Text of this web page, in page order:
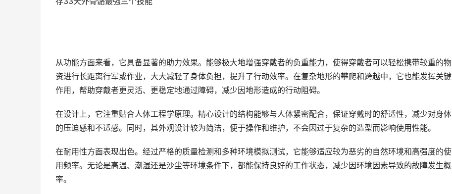
从功能方面来看，它具备显著的助力效果。能够极大地增强穿戴者的负重能力，使得穿戴者可以轻松携带较重的物
资进行长距离行军或作业，大大减轻了身体负担，提升了行动效率。在复杂地形的攀爬和跨越中，它也能发挥关键
作用，帮助穿戴者更灵活、更稳定地通过障碍，减少因地形造成的行动阻碍。
在设计上，它注重贴合人体工程学原理。精心设计的结构能够与人体紧密配合，保证穿戴时的舒适性，减少对身体
的压迫感和不适感。同时，其外观设计较为简洁，便于操作和维护，不会因过于复杂的造型而影响使用性能。
在耐用性方面表现出色。经过严格的质量检测和多种环境模拟测试，它能够适应较为恶劣的自然环境和高强度的使
用频率。无论是高温、潮湿还是沙尘等环境条件下，都能保持良好的工作状态，减少因环境因素导致的故障发生概
率。